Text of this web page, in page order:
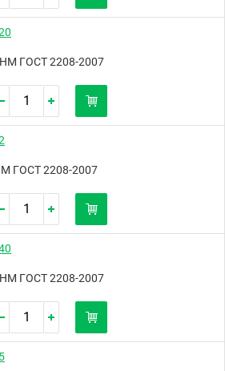
ГОСТ 2208-2007
ГОСТ 2208-2007
ГОСТ 2208-2007